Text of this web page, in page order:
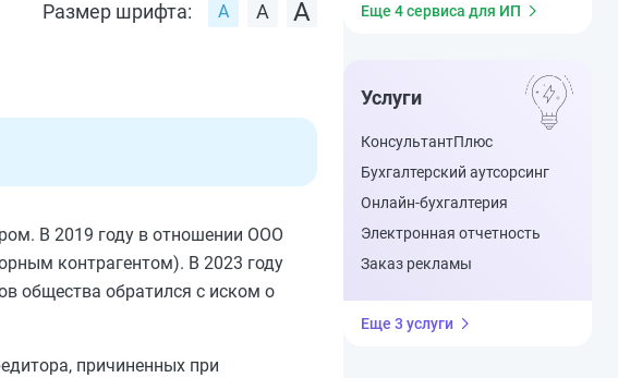
Размер шрифта:
В 2019 году в отношении ООО
контрагентом). В 2023 году
общества обратился с иском о
причиненных при
Еще 4 сервиса для ИП
Услуги
КонсультантПлюс
Бухгалтерский аутсорсинг
Онлайн-бухгалтерия
Электронная отчетность
Заказ рекламы
Еще 3 услуги